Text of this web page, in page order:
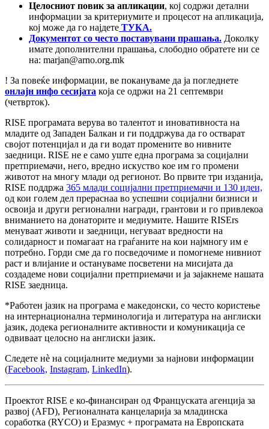
Целосниот повик за апликации, кој содржи детални
информации за критериумите и процесот на апликација,
кој може да го најдете ТУКА.
Документот со често поставувани прашања. Доколку
имате дополнителни прашања, слободно обратете ни се
на: marjan@arno.org.mk
! За повеќе информации, ве покануваме да ја погледнете
онлајн инфо сесијата која се одржи на 21 септември
(четврток).
RISE програмата верува во талентот и иновативноста на
младите од Западен Балкан и ги поддржува да го остварат
својот потенцијал и да ги водат промените во нивните
заедници. RISE не е само уште една програма за социјални
претприемачи, него, вредно искуство кое им го промени
животот на многу млади од регионот. Во првите три изданија,
RISE поддржа 365 млади социјални претприемачи и 130 идеи,
од кои голем дел прераснаа во успешни социјални бизниси и
освоија и други регионални награди, грантови и го привлекоа
вниманието на донаторите и медиумите. Нашите RISErs
менуваат животи и заедници, негуваат вредности на
солидарност и помагаат на граѓаните на кои најмногу им е
потребно. Горди сме да го посведочиме и помогнеме нивниот
раст и влијание и остануваме посветени на мисијата да
создадеме нови социјални претприемачи и ја зајакнеме нашата
RISE заедница.
*Работен јазик на програма е македонски, со често користење
на интернационална терминологија и литература на англиски
јазик, додека регионалните активности и комуникација се
одвиваат целосно на англиски јазик.
Следете нè на социјалните медиуми за најнови информации
(Facebook, Instagram, LinkedIn).
Проектот RISE е ко-финансиран од Француската агенција за
развој (АFD), Регионалната канцеларија за младинска
соработка (RYCO) и Еразмус + програмата на Европската